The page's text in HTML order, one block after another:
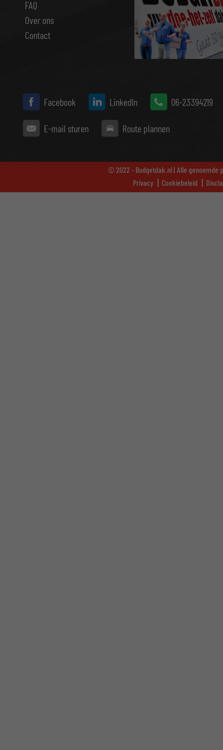
FAQ
Over ons
Contact
Facebook LinkedIn 06-23394219
E-mail sturen Route plannen
© 2022 - Budgetdak.nl | Alle genoemde
Privacy
Cookiebeleid